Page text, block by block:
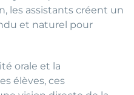
les assistants créent un
et naturel pour
orale et la
élèves, ces